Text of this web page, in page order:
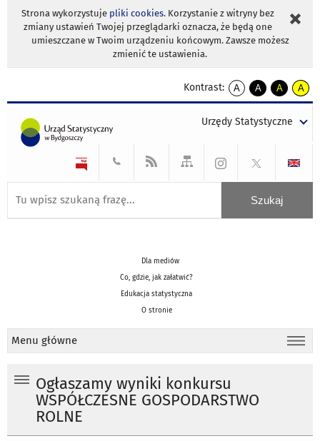
Strona wykorzystuje pliki cookies. Korzystanie z witryny bez
zmiany ustawień Twojej przeglądarki oznacza, że będą one
umieszczane w Twoim urządzeniu końcowym. Zawsze możesz
zmienić te ustawienia.
Kontrast:
A
kontrast
A
kontrast
tekst
czarnym
A
kontrast
tekst
czarnym
A
tekst
żółtym
Urzędy Statystyczne
Dla mediów
Co, gdzie, jak załatwić?
Edukacja statystyczna
O stronie
Menu główne
Ogłaszamy wyniki konkursu
WSPÓŁCZESNE GOSPODARSTWO
ROLNE